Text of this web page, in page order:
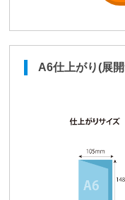
A6仕上がり(展